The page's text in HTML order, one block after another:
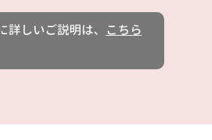
しいご説明は、
こちら